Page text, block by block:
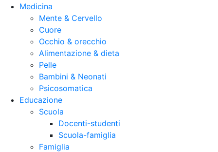
Medicina
Mente & Cervello
Cuore
Occhio & orecchio
Alimentazione & dieta
Pelle
Bambini & Neonati
Psicosomatica
Educazione
Scuola
Docenti-studenti
Scuola-famiglia
Famiglia